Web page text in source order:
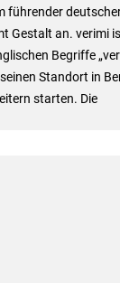
führender
Gestalt an. verimi
Begriffe
Standort in
starten. Die